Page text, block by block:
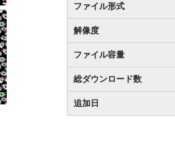
ファイル形式
解像度
ファイル容量
総ダウンロード数
追加日